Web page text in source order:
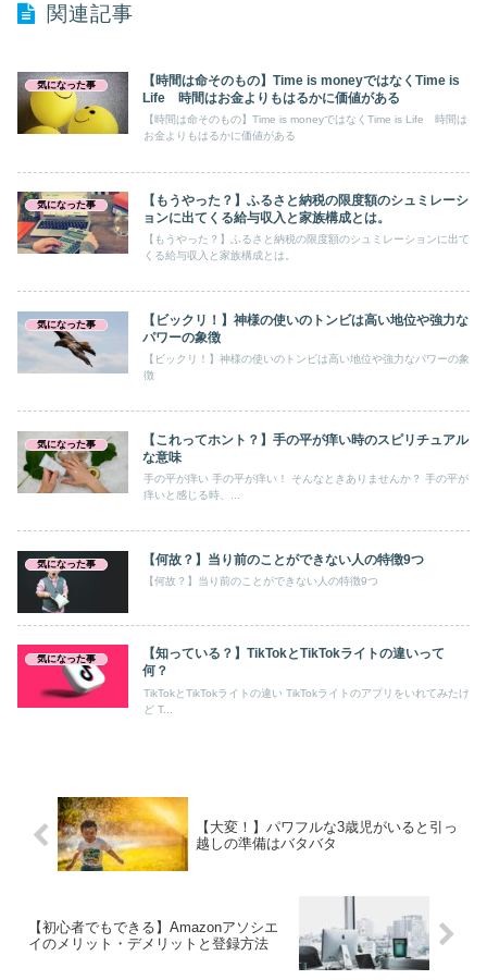
関連記事
気になった事
【時間は命そのもの】Time is moneyではなくTime is
Life 時間はお金よりもはるかに価値がある
【時間は命そのもの】Time is moneyではなくTime is Life 時間は
お金よりもはるかに価値がある
気になった事
【もうやった？】ふるさと納税の限度額のシュミレーシ
ョンに出てくる給与収入と家族構成とは。
【もうやった？】ふるさと納税の限度額のシュミレーションに出て
くる給与収入と家族構成とは。
気になった事
【ビックリ！】神様の使いのトンビは高い地位や強力な
パワーの象徴
【ビックリ！】神様の使いのトンビは高い地位や強力なパワーの象
徴
気になった事
【これってホント？】手の平が痒い時のスピリチュアル
な意味
手の平が痒い 手の平が痒い！ そんなときありませんか？ 手の平が
痒いと感じる時、...
気になった事 【何故？】当り前のことができない人の特徴9つ
【何故？】当り前のことができない人の特徴9つ
気になった事
【知っている？】TikTokとTikTokライトの違いって
何？
TikTokとTikTokライトの違い TikTokライトのアプリをいれてみたけ
ど T...
【大変！】パワフルな3歳児がいると引っ
越しの準備はバタバタ
【初心者でもできる】Amazonアソシエ
イのメリット・デメリットと登録方法